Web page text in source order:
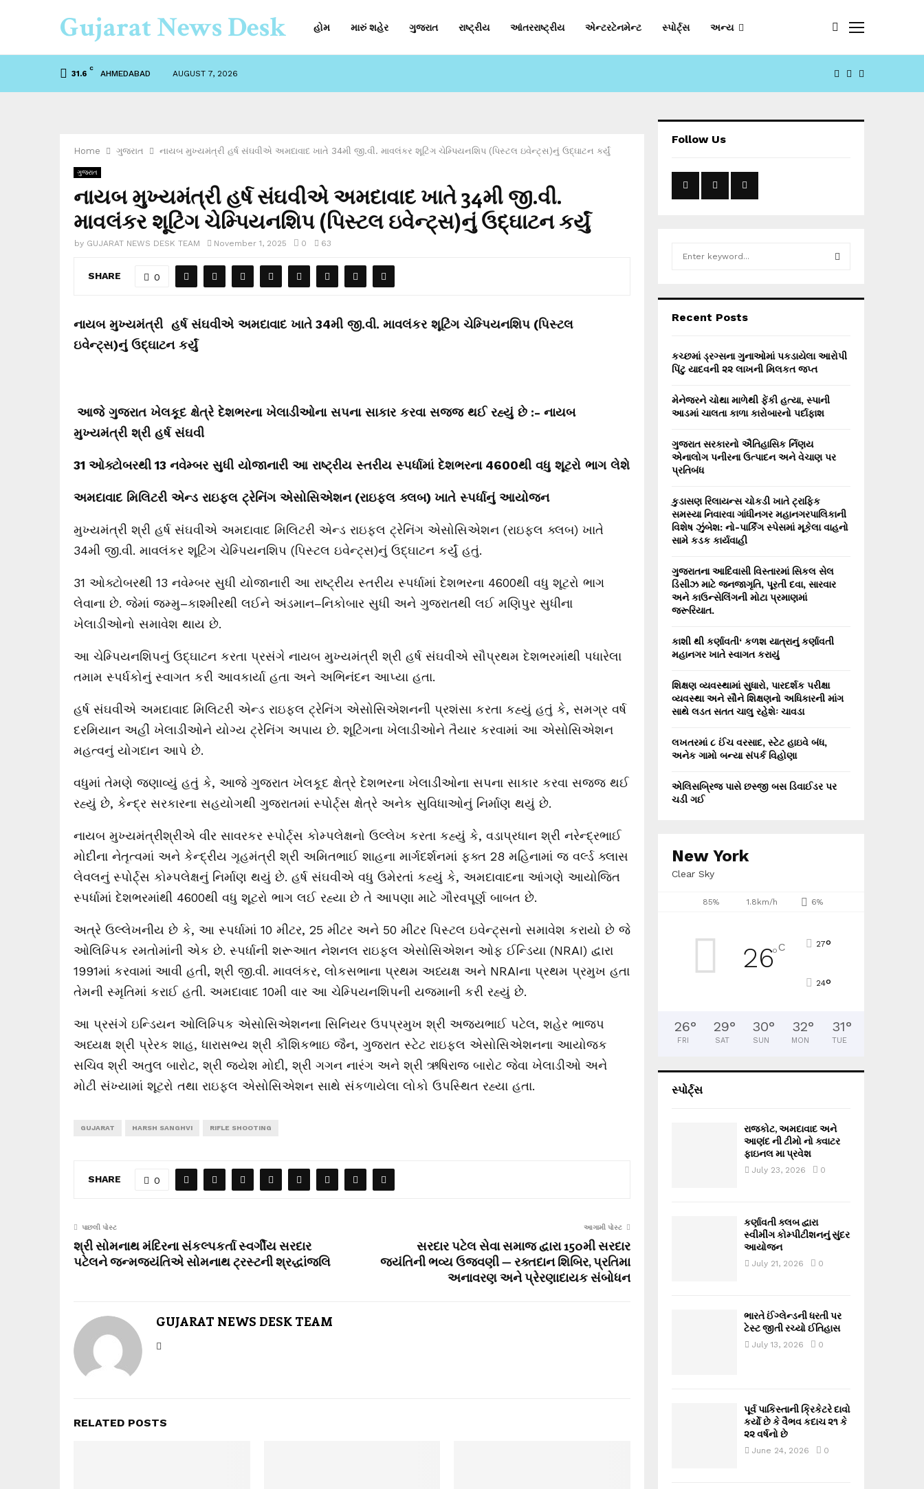
Gujarat News Desk હોમ મારું શહેર ગુજરાત રાષ્ટ્રીય આંતરરાષ્ટ્રીય એન્ટરટેનમેન્ટ સ્પોર્ટ્સ અન્ય
31.6
C
AHMEDABAD AUGUST 7, 2026 FACEBOOK
YOUTUBE
Home ગુજરાત નાયબ મુખ્યમંત્રી હર્ષ સંઘવીએ અમદાવાદ ખાતે 34મી જી.વી. માવલંકર શૂટિંગ ચેમ્પિયનશિપ (પિસ્ટલ ઇવેન્ટ્સ)નું ઉદ્ઘાટન કર્યું
ગુજરાત
નાયબ મુખ્યમંત્રી હર્ષ સંઘવીએ અમદાવાદ ખાતે 34મી જી.વી.
માવલંકર શૂટિંગ ચેમ્પિયનશિપ (પિસ્ટલ ઇવેન્ટ્સ)નું ઉદ્ઘાટન કર્યું
by GUJARAT NEWS DESK TEAM November 1, 2025 0 63
SHARE 0
નાયબ મુખ્યમંત્રી હર્ષ સંઘવીએ અમદાવાદ ખાતે 34મી જી.વી. માવલંકર શૂટિંગ ચેમ્પિયનશિપ (પિસ્ટલ
ઇવેન્ટ્સ)નું ઉદ્ઘાટન કર્યું
આજે ગુજરાત ખેલકૂદ ક્ષેત્રે દેશભરના ખેલાડીઓના સપના સાકાર કરવા સજ્જ થઈ રહ્યું છે :- નાયબ
મુખ્યમંત્રી શ્રી હર્ષ સંઘવી
31 ઓક્ટોબરથી 13 નવેમ્બર સુધી યોજાનારી આ રાષ્ટ્રીય સ્તરીય સ્પર્ધામાં દેશભરના4600થી વધુ શૂટરો ભાગ લેશે
અમદાવાદ મિલિટરી એન્ડ રાઇફલ ટ્રેનિંગ એસોસિએશન(રાઇફલ ક્લબ) ખાતે સ્પર્ધાનું આયોજન
મુખ્યમંત્રી શ્રી હર્ષ સંઘવીએ અમદાવાદ મિલિટરી એન્ડ રાઇફલ ટ્રેનિંગ એસોસિએશન (રાઇફલ ક્લબ) ખાતે
34મી જી.વી. માવલંકર શૂટિંગ ચેમ્પિયનશિપ (પિસ્ટલ ઇવેન્ટ્સ)નું ઉદ્ઘાટન કર્યું હતું.
31 ઓક્ટોબરથી 13 નવેમ્બર સુધી યોજાનારી આ રાષ્ટ્રીય સ્તરીય સ્પર્ધામાં દેશભરના 4600થી વધુ શૂટરો ભાગ
લેવાના છે. જેમાં જમ્મુ–કાશ્મીરથી લઈને અંડમાન–નિકોબાર સુધી અને ગુજરાતથી લઈ મણિપુર સુધીના
ખેલાડીઓનો સમાવેશ થાય છે.
આ ચેમ્પિયનશિપનું ઉદ્ઘાટન કરતા પ્રસંગે નાયબ મુખ્યમંત્રી શ્રી હર્ષ સંઘવીએ સૌપ્રથમ દેશભરમાંથી પધારેલા
તમામ સ્પર્ધકોનું સ્વાગત કરી આવકાર્યા હતા અને અભિનંદન આપ્યા હતા.
હર્ષ સંઘવીએ અમદાવાદ મિલિટરી એન્ડ રાઇફલ ટ્રેનિંગ એસોસિએશનની પ્રશંસા કરતા કહ્યું હતું કે, સમગ્ર વર્ષ
દરમિયાન અહીં ખેલાડીઓને યોગ્ય ટ્રેનિંગ અપાય છે. શૂટિંગના ખેલાડીઓને તૈયાર કરવામાં આ એસોસિએશન
મહત્વનું યોગદાન આપે છે.
વધુમાં તેમણે જણાવ્યું હતું કે, આજે ગુજરાત ખેલકૂદ ક્ષેત્રે દેશભરના ખેલાડીઓના સપના સાકાર કરવા સજ્જ થઈ
રહ્યું છે, કેન્દ્ર સરકારના સહયોગથી ગુજરાતમાં સ્પોર્ટ્સ ક્ષેત્રે અનેક સુવિધાઓનું નિર્માણ થયું છે.
નાયબ મુખ્યમંત્રીશ્રીએ વીર સાવરકર સ્પોર્ટ્સ કોમ્પલેક્ષનો ઉલ્લેખ કરતા કહ્યું કે, વડાપ્રધાન શ્રી નરેન્દ્રભાઈ
મોદીના નેતૃત્વમાં અને કેન્દ્રીય ગૃહમંત્રી શ્રી અમિતભાઈ શાહના માર્ગદર્શનમાં ફક્ત 28 મહિનામાં જ વર્લ્ડ ક્લાસ
લેવલનું સ્પોર્ટ્સ કોમ્પલેક્ષનું નિર્માણ થયું છે. હર્ષ સંઘવીએ વધુ ઉમેરતાં કહ્યું કે, અમદાવાદના આંગણે આયોજિત
સ્પર્ધામાં દેશભરમાંથી 4600થી વધુ શૂટરો ભાગ લઈ રહ્યા છે તે આપણા માટે ગૌરવપૂર્ણ બાબત છે.
અત્રે ઉલ્લેખનીય છે કે, આ સ્પર્ધામાં 10 મીટર, 25 મીટર અને 50 મીટર પિસ્ટલ ઇવેન્ટ્સનો સમાવેશ કરાયો છે જે
ઓલિમ્પિક રમતોમાંની એક છે. સ્પર્ધાની શરૂઆત નેશનલ રાઇફલ એસોસિએશન ઓફ ઈન્ડિયા (NRAI) દ્વારા
1991માં કરવામાં આવી હતી, શ્રી જી.વી. માવલંકર, લોકસભાના પ્રથમ અધ્યક્ષ અને NRAIના પ્રથમ પ્રમુખ હતા
તેમની સ્મૃતિમાં કરાઈ હતી. અમદાવાદ 10મી વાર આ ચેમ્પિયનશિપની યજમાની કરી રહ્યું છે.
આ પ્રસંગે ઇન્ડિયન ઓલિમ્પિક એસોસિએશનના સિનિયર ઉપપ્રમુખ શ્રી અજયભાઈ પટેલ, શહેર ભાજપ
અધ્યક્ષ શ્રી પ્રેરક શાહ, ધારાસભ્ય શ્રી કૌશિકભાઇ જૈન, ગુજરાત સ્ટેટ રાઇફલ એસોસિએશનના આયોજક
સચિવ શ્રી અતુલ બારોટ, શ્રી જયેશ મોદી, શ્રી ગગન નારંગ અને શ્રી ઋષિરાજ બારોટ જેવા ખેલાડીઓ અને
મોટી સંખ્યામાં શૂટરો તથા રાઇફલ એસોસિએશન સાથે સંકળાયેલા લોકો ઉપસ્થિત રહ્યા હતા.
GUJARAT HARSH SANGHVI RIFLE SHOOTING
SHARE 0
પાછલી પોસ્ટ
શ્રી સોમનાથ મંદિરના સંકલ્પકર્તા સ્વર્ગીય સરદાર
પટેલને જન્મજયંતિએ સોમનાથ ટ્રસ્ટની શ્રદ્ધાંજલિ
આગામી પોસ્ટ
સરદાર પટેલ સેવા સમાજ દ્વારા 150મી સરદાર
જયંતિની ભવ્ય ઉજવણી — રક્તદાન શિબિર, પ્રતિમા
અનાવરણ અને પ્રેરણાદાયક સંબોધન
GUJARAT NEWS DESK TEAM
RELATED POSTS
Follow Us
h
o
r
Recent Posts
કચ્છમાં ડ્રગ્સના ગુનાઓમાં પકડાયેલા આરોપી
પિંટુ યાદવની ૨૨ લાખની મિલકત જપ્ત
મેનેજરને ચોથા માળેથી ફેંકી હત્યા, સ્પાની
આડમાં ચાલતા કાળા કારોબારનો પર્દાફાશ
ગુજરાત સરકારનો ઐતિહાસિક ર્નિણય
એનાલોગ પનીરના ઉત્પાદન અને વેચાણ પર
પ્રતિબંધ
કુડાસણ રિલાયન્સ ચોકડી ખાતે ટ્રાફિક
સમસ્યા નિવારવા ગાંધીનગર મહાનગરપાલિકાની
વિશેષ ઝુંબેશ: નો-પાર્કિંગ સ્પેસમાં મૂકેલા વાહનો
સામે કડક કાર્યવાહી
ગુજરાતના આદિવાસી વિસ્તારમાં સિકલ સેલ
ડિસીઝ માટે જનજાગૃતિ, પૂરતી દવા, સારવાર
અને કાઉન્સેલિંગની મોટા પ્રમાણમાં
જરૂરિયાત.
કાશી થી કર્ણાવતી‘ કળશ યાત્રાનું કર્ણાવતી
મહાનગર ખાતે સ્વાગત કરાયું
શિક્ષણ વ્યવસ્થામાં સુધારો, પારદર્શક પરીક્ષા
વ્યવસ્થા અને સૌને શિક્ષણનો અધિકારની માંગ
સાથે લડત સતત ચાલુ રહેશેઃ ચાવડા
લખતરમાં ૮ ઈંચ વરસાદ, સ્ટેટ હાઇવે બંધ,
અનેક ગામો બન્યા સંપર્ક વિહોણા
એલિસબ્રિજ પાસે છસ્જી બસ ડિવાઈડર પર
ચડી ગઈ
New York
Clear Sky
85% 1.8km/h 6%
26°C 27°
24°
26°
FRI
29°
SAT
30°
SUN
32°
MON
31°
TUE
સ્પોર્ટ્સ
રાજકોટ, અમદાવાદ અને
આણંદ ની ટીમો નો ક્વાટર
ફાઇનલ મા પ્રવેશ
July 23, 2026 0
કર્ણાવતી ક્લબ દ્વારા
સ્વીમીંગ કોમ્પીટીશનનું સુંદર
આયોજન
July 21, 2026 0
ભારતે ઈંગ્લેન્ડની ધરતી પર
ટેસ્ટ જીતી રચ્યો ઈતિહાસ
July 13, 2026 0
પૂર્વ પાકિસ્તાની ક્રિકેટરે દાવો
કર્યો છે કે વૈભવ કદાચ ૨૧ કે
૨૨ વર્ષનો છે
June 24, 2026 0